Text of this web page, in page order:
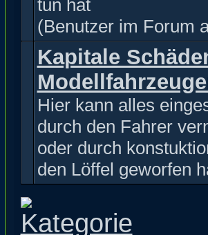
tun hat
(Benutzer im Forum
Kapitale
Hier kann alles
durch den Fahrer
oder durch
den Löffel geworfen